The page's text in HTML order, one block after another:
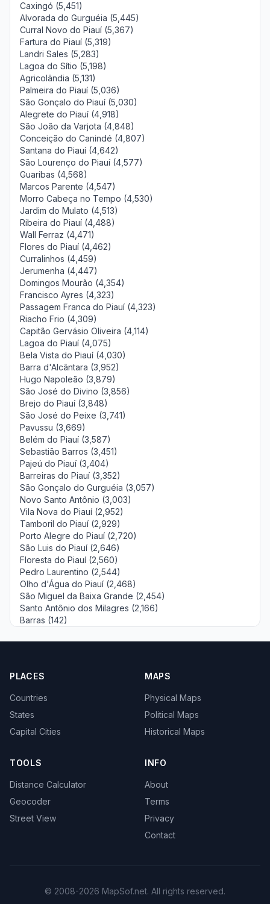
Caxingó (5,451)
Alvorada do Gurguéia (5,445)
Curral Novo do Piauí (5,367)
Fartura do Piauí (5,319)
Landri Sales (5,283)
Lagoa do Sítio (5,198)
Agricolândia (5,131)
Palmeira do Piauí (5,036)
São Gonçalo do Piauí (5,030)
Alegrete do Piauí (4,918)
São João da Varjota (4,848)
Conceição do Canindé (4,807)
Santana do Piauí (4,642)
São Lourenço do Piauí (4,577)
Guaribas (4,568)
Marcos Parente (4,547)
Morro Cabeça no Tempo (4,530)
Jardim do Mulato (4,513)
Ribeira do Piauí (4,488)
Wall Ferraz (4,471)
Flores do Piauí (4,462)
Curralinhos (4,459)
Jerumenha (4,447)
Domingos Mourão (4,354)
Francisco Ayres (4,323)
Passagem Franca do Piauí (4,323)
Riacho Frio (4,309)
Capitão Gervásio Oliveira (4,114)
Lagoa do Piauí (4,075)
Bela Vista do Piauí (4,030)
Barra d'Alcântara (3,952)
Hugo Napoleão (3,879)
São José do Divino (3,856)
Brejo do Piauí (3,848)
São José do Peixe (3,741)
Pavussu (3,669)
Belém do Piauí (3,587)
Sebastião Barros (3,451)
Pajeú do Piauí (3,404)
Barreiras do Piauí (3,352)
São Gonçalo do Gurguéia (3,057)
Novo Santo Antônio (3,003)
Vila Nova do Piauí (2,952)
Tamboril do Piauí (2,929)
Porto Alegre do Piauí (2,720)
São Luis do Piauí (2,646)
Floresta do Piauí (2,560)
Pedro Laurentino (2,544)
Olho d'Água do Piauí (2,468)
São Miguel da Baixa Grande (2,454)
Santo Antônio dos Milagres (2,166)
Barras (142)
PLACES
Countries
States
Capital Cities
MAPS
Physical Maps
Political Maps
Historical Maps
TOOLS
Distance Calculator
Geocoder
Street View
INFO
About
Terms
Privacy
Contact
© 2008-2026 MapSof.net. All rights reserved.